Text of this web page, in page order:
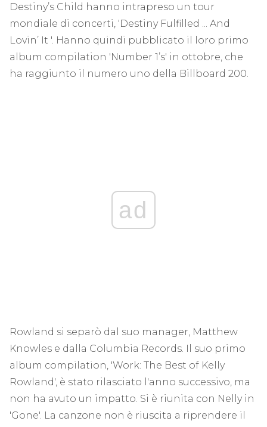
Destiny’s Child hanno intrapreso un tour
mondiale di concerti, 'Destiny Fulfilled ... And
Lovin’ It '. Hanno quindi pubblicato il loro primo
album compilation 'Number 1’s' in ottobre, che
ha raggiunto il numero uno della Billboard 200.
ad
Rowland si separò dal suo manager, Matthew
Knowles e dalla Columbia Records. Il suo primo
album compilation, 'Work: The Best of Kelly
Rowland', è stato rilasciato l'anno successivo, ma
non ha avuto un impatto. Si è riunita con Nelly in
'Gone'. La canzone non è riuscita a riprendere il